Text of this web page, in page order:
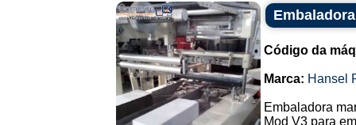
Código da
Marca: Hansel
Embaladora
Mod V3 para